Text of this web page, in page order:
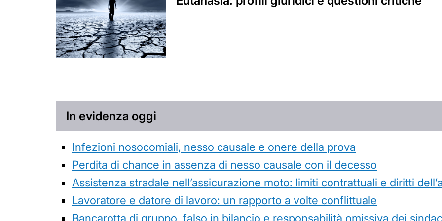
In evidenza oggi
Infezioni nosocomiali, nesso causale e onere della prova
Perdita di chance in assenza di nesso causale con il decesso
Assistenza stradale nell’assicurazione moto: limiti contrattuali e diritti
Lavoratore e datore di lavoro: un rapporto a volte conflittuale
Bancarotta di gruppo, falso in bilancio e responsabilità omissiva dei